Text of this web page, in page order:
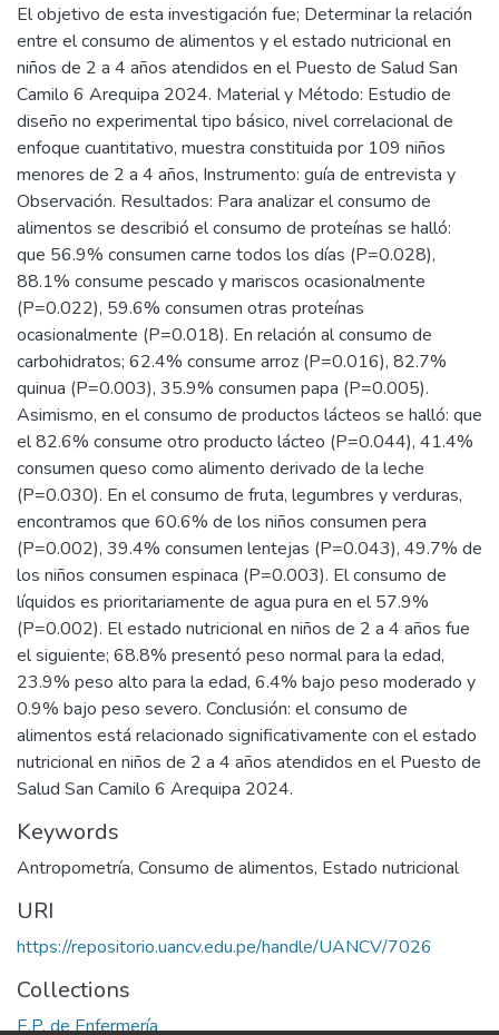
El objetivo de esta investigación fue; Determinar la relación
entre el consumo de alimentos y el estado nutricional en
niños de 2 a 4 años atendidos en el Puesto de Salud San
Camilo 6 Arequipa 2024. Material y Método: Estudio de
diseño no experimental tipo básico, nivel correlacional de
enfoque cuantitativo, muestra constituida por 109 niños
menores de 2 a 4 años, Instrumento: guía de entrevista y
Observación. Resultados: Para analizar el consumo de
alimentos se describió el consumo de proteínas se halló:
que 56.9% consumen carne todos los días (P=0.028),
88.1% consume pescado y mariscos ocasionalmente
(P=0.022), 59.6% consumen otras proteínas
ocasionalmente (P=0.018). En relación al consumo de
carbohidratos; 62.4% consume arroz (P=0.016), 82.7%
quinua (P=0.003), 35.9% consumen papa (P=0.005).
Asimismo, en el consumo de productos lácteos se halló: que
el 82.6% consume otro producto lácteo (P=0.044), 41.4%
consumen queso como alimento derivado de la leche
(P=0.030). En el consumo de fruta, legumbres y verduras,
encontramos que 60.6% de los niños consumen pera
(P=0.002), 39.4% consumen lentejas (P=0.043), 49.7% de
los niños consumen espinaca (P=0.003). El consumo de
líquidos es prioritariamente de agua pura en el 57.9%
(P=0.002). El estado nutricional en niños de 2 a 4 años fue
el siguiente; 68.8% presentó peso normal para la edad,
23.9% peso alto para la edad, 6.4% bajo peso moderado y
0.9% bajo peso severo. Conclusión: el consumo de
alimentos está relacionado significativamente con el estado
nutricional en niños de 2 a 4 años atendidos en el Puesto de
Salud San Camilo 6 Arequipa 2024.
Keywords
Antropometría, Consumo de alimentos, Estado nutricional
URI
https://repositorio.uancv.edu.pe/handle/UANCV/7026
Collections
E.P. de Enfermería